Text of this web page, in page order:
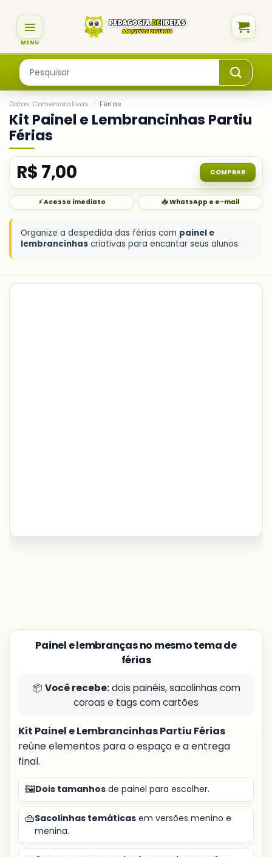
content
Pesquisar
por:
Datas Comemorativas / Férias
Kit Painel e Lembrancinhas Partiu
Férias
R$ 7,00 COMPRAR
⚡ Acesso imediato 📥 WhatsApp e e-mail
Organize a despedida das férias com painel e
lembrancinhas criativas para encantar seus alunos.
Painel e lembranças no mesmo tema de
férias
📦 Você recebe:dois painéis, sacolinhas com
coroas e tags com cartões
Kit Painel e Lembrancinhas Partiu Férias
reúne elementos para o espaço e a entrega
final.
🖼️Dois tamanhos de painel para escolher.
👜Sacolinhas temáticas em versões menino e
menina.